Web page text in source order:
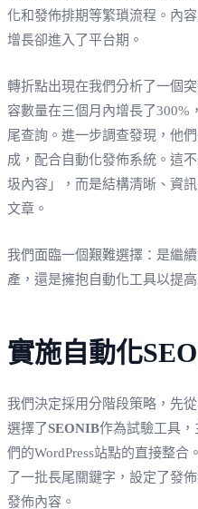
化和發佈排期等繁瑣流程。內
增長卻進入了平台期。
轉折點出現在我們分析了一個
容數量在三個月內增長了300%
尾查詢。進一步調查發現，他
成，配合自動化發佈系統。這
圾內容」，而是結構清晰、資
文章。
我們面臨一個艱難選擇：是繼
產，還是擁抱自動化工具以提
實施自動化
我們決定採用分階段策略，先
選擇了SEONIB作為試驗工具
們的WordPress站點的直接整
了一批長尾關鍵字，設定了發
發佈內容。